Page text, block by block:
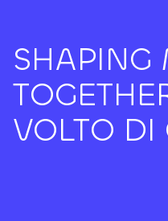
SHAPING
VOLTO